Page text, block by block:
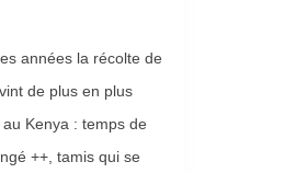
années la récolte de
de plus en plus
Kenya : temps de
++, tamis qui se